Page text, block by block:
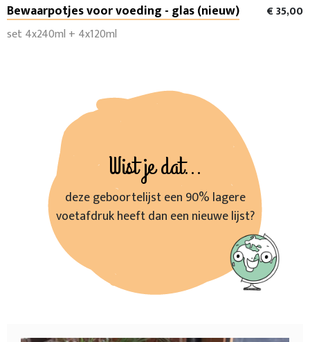
Bewaarpotjes voor voeding - glas (nieuw)
€ 35,00
set 4x240ml + 4x120ml
Wist je dat...
deze geboortelijst een 90% lagere
voetafdruk heeft dan een nieuwe lijst?